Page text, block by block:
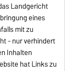
Landgericht
eines
mit zu
- nur verhindert
Inhalten
hat Links zu